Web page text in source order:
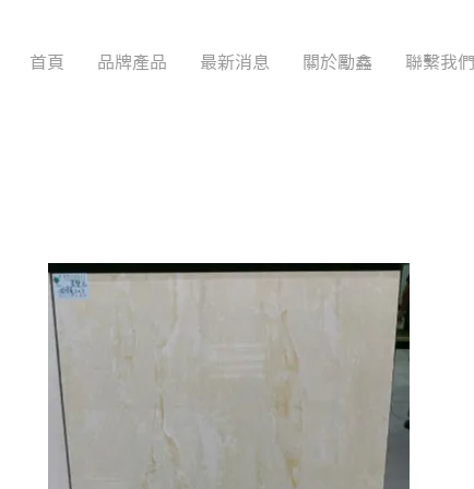
首頁 品牌產品 最新消息 關於勵鑫 聯繫我們